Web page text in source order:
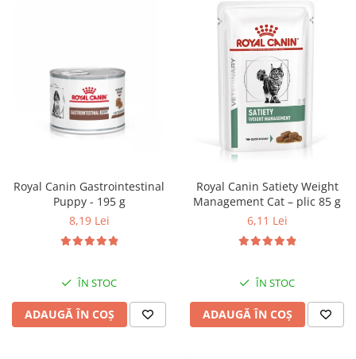
Royal Canin Gastrointestinal
Puppy - 195 g
8,19 Lei
ÎN STOC
ADAUGĂ ÎN COȘ
Royal Canin Satiety Weight
Management Cat – plic 85 g
6,11 Lei
ÎN STOC
ADAUGĂ ÎN COȘ